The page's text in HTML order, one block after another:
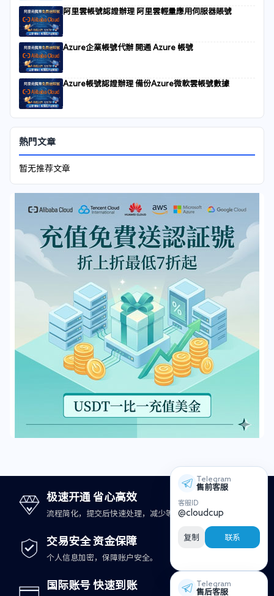
阿里雲帳號認證辦理 阿里雲輕量應用伺服器賬號
Azure企業帳號代辦 開通 Azure 帳號
Azure帳號認證辦理 備份Azure微軟雲帳號數據
熱門文章
暂无推荐文章
极速开通 省心高效
流程简化，提交后快速处理，减少等待时间。
交易安全 资金保障
个人信息加密，保障账户安全。
国际账号 快速到账
Telegram
售前客服
客服ID
@cloudcup
复制 联系
Telegram
售后客服